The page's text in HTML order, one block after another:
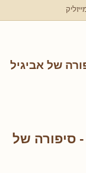
של אביגיל
סיפורה של